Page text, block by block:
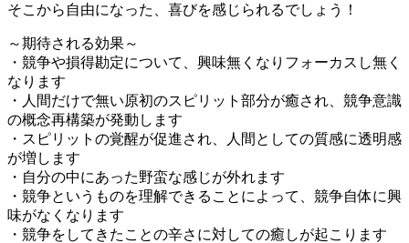
そこから自由になった、喜びを感じられるでしょう！
～期待される効果～
・競争や損得勘定について、興味無くなりフォーカスし無く
なります
・人間だけで無い原初のスピリット部分が癒され、競争意識
の概念再構築が発動します
・スピリットの覚醒が促進され、人間としての質感に透明感
が増します
・自分の中にあった野蛮な感じが外れます
・競争というものを理解できることによって、競争自体に興
味がなくなります
・競争をしてきたことの辛さに対しての癒しが起こります